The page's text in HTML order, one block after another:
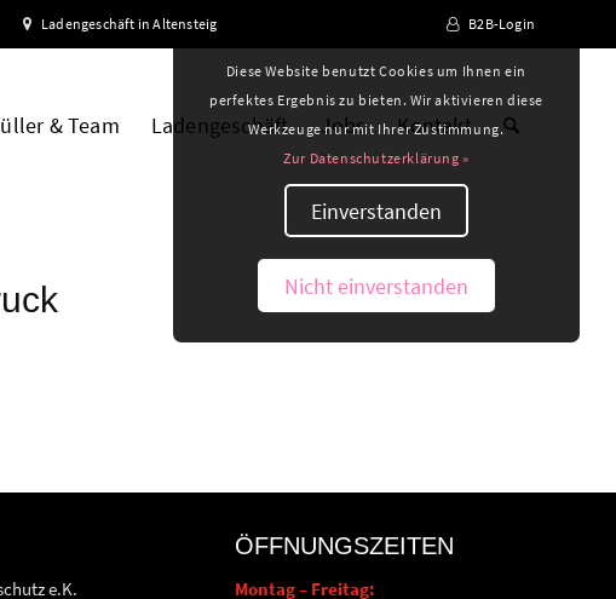
Ladengeschäft in Altensteig B2B-Login
& Team Ladengeschäft Jobs Kontakt
e.K.
ÖFFNUNGSZEITEN
Montag – Freitag:
Diese Website benutzt Cookies um Ihnen ein
perfektes Ergebnis zu bieten. Wir aktivieren diese
Werkzeuge nur mit Ihrer Zustimmung.
Zur Datenschutzerklärung »
Einverstanden
Nicht einverstanden